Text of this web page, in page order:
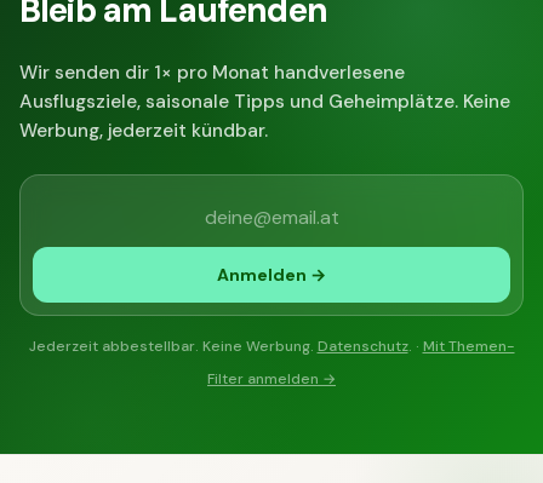
Bleib am Laufenden
Wir senden dir 1× pro Monat handverlesene
Ausflugsziele, saisonale Tipps und Geheimplätze. Keine
Werbung, jederzeit kündbar.
Anmelden →
Jederzeit abbestellbar. Keine Werbung. Datenschutz. · Mit Themen-
Filter anmelden →